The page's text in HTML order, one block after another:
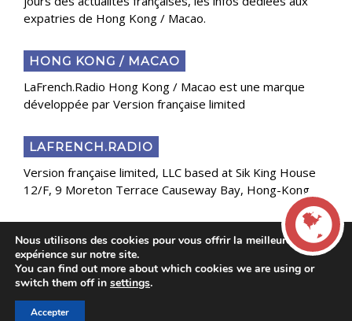
expatries de Hong Kong / Macao.
HONG KONG / MACAO
LaFrench.Radio Hong Kong / Macao est une marque
développée par Version française limited
LAFRENCH.RADIO
Version française limited, LLC based at Sik King House
12/F, 9 Moreton Terrace Causeway Bay, Hong-Kong
Copyright 2025 Presse Généraliste des Français de
l’Étranger
LIVE
Nous utilisons des cookies pour vous offrir la meilleure
expérience sur notre site.
You can find out more about which cookies we are using or
switch them off in settings.
Accepter